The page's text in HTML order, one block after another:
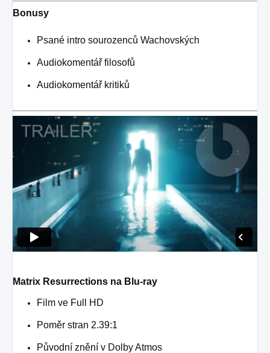
Bonusy
Psané intro sourozenců Wachovských
Audiokomentář filosofů
Audiokomentář kritiků
Matrix Resurrections na Blu-ray
Film ve Full HD
Poměr stran 2.39:1
Původní znění v Dolby Atmos